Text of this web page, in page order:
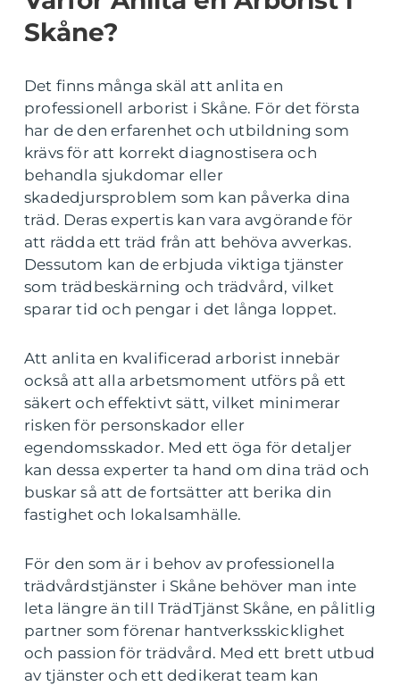
Skåne?
Det finns många skäl att anlita en
professionell arborist i Skåne. För det första
har de den erfarenhet och utbildning som
krävs för att korrekt diagnostisera och
behandla sjukdomar eller
skadedjursproblem som kan påverka dina
träd. Deras expertis kan vara avgörande för
att rädda ett träd från att behöva avverkas.
Dessutom kan de erbjuda viktiga tjänster
som trädbeskärning och trädvård, vilket
sparar tid och pengar i det långa loppet.
Att anlita en kvalificerad arborist innebär
också att alla arbetsmoment utförs på ett
säkert och effektivt sätt, vilket minimerar
risken för personskador eller
egendomsskador. Med ett öga för detaljer
kan dessa experter ta hand om dina träd och
buskar så att de fortsätter att berika din
fastighet och lokalsamhälle.
För den som är i behov av professionella
trädvårdstjänster i Skåne behöver man inte
leta längre än till TrädTjänst Skåne, en pålitlig
partner som förenar hantverksskicklighet
och passion för trädvård. Med ett brett utbud
av tjänster och ett dedikerat team kan